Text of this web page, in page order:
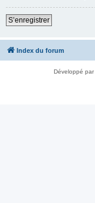
S’enregistrer
Index du forum
Développé par